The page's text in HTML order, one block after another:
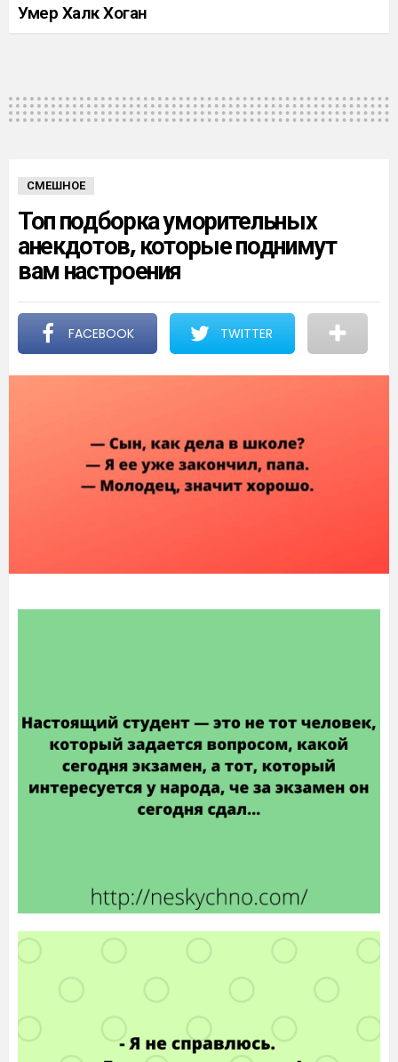
Умер Халк Хоган
СМЕШНОЕ
Топ подборка уморительных
анекдотов, которые поднимут
вам настроения
FACEBOOK TWITTER